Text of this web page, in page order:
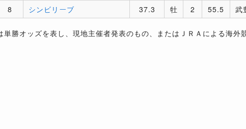
8 シンビリーブ 37.3 牡 2 55.5 武
単勝オッズを表し、現地主催者発表のもの、またはＪＲＡによる海